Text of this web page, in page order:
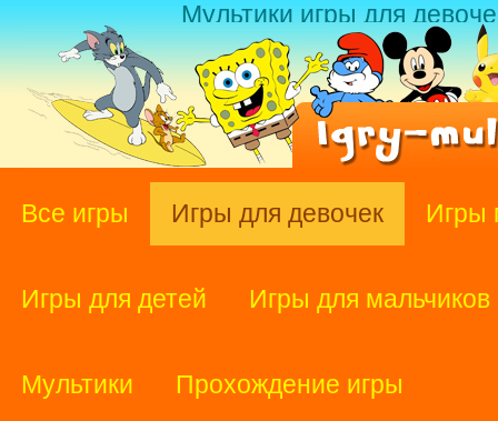
Мультики игры для
Все игры Игры для девочек Игры
Игры для детей Игры для мальчиков
Мультики Прохождение игры